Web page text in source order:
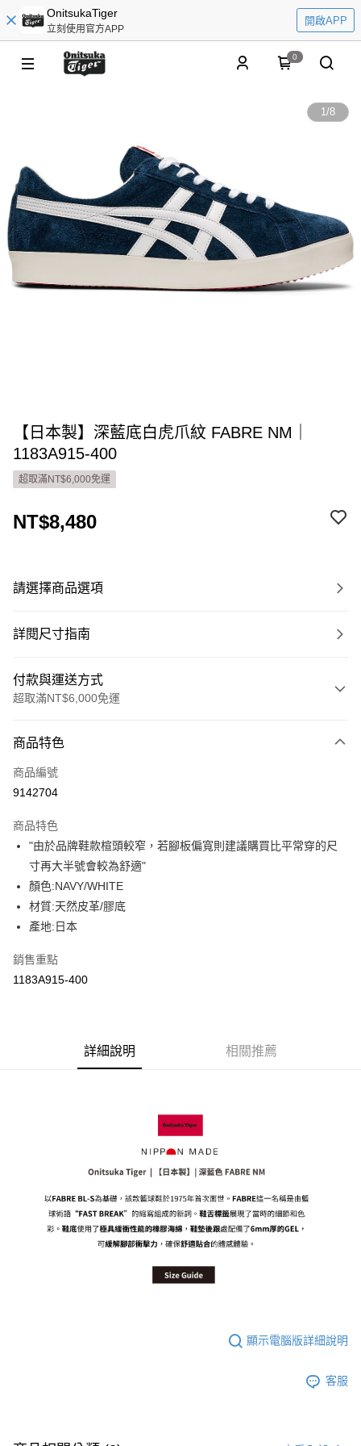
OnitsukaTiger
立刻使用官方APP
開啟APP
0
1/8
【日本製】深藍底白虎爪紋 FABRE NM｜
1183A915-400
超取滿NT$6,000免運
NT$8,480
請選擇商品選項
詳閱尺寸指南
付款與運送方式
超取滿NT$6,000免運
信用卡一次付款
超商取貨付款
Apple Pay
ATM付款
運送方式
每筆NT$80，滿NT$6,000(含以上)免運費
每筆NT$80，滿NT$6,000(含以上)免運費
每筆NT$80，滿NT$6,000(含以上)免運費
付款後7-11取貨
每筆NT$80，滿NT$6,000(含以上)免運費
每筆NT$120，滿NT$6,000(含以上)免運費
商品特色
商品編號
9142704
商品特色
"由於品牌鞋款楦頭較窄，若腳板偏寬則建議購買比平常穿的尺
寸再大半號會較為舒適"
顏色:NAVY/WHITE
材質:天然皮革/膠底
產地:日本
銷售重點
1183A915-400
詳細說明 相關推薦
顯示電腦版詳細說明
客服